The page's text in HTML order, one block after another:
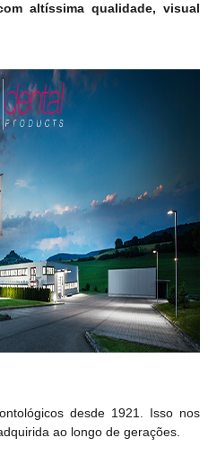
altíssima qualidade, visual
desde 1921. Isso nos
ao longo de gerações.